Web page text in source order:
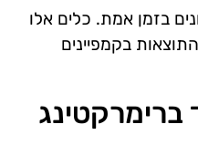
בזמן אמת. כלים אלו
בקמפיינים